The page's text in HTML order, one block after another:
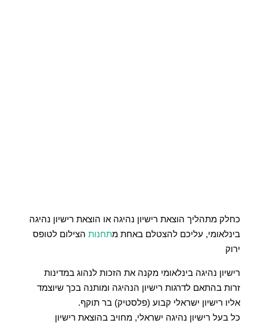
כחלק מתהליך הוצאת רישיון נהיגה או הוצאת רישיון נהיגה
בינלאומי, עליכם להצטלם באחת מתחנות הצילום לטופס
ירוק
רישיון נהיגה בינלאומי מקנה את הזכות לנהוג במדינות
זרות בהתאם לדרגות רישיון הנהיגה ומותנה בכך שיוצמד
אליו רישיון ישראלי קבוע (פלסטיק) בר תוקף.
כל בעל רישיון נהיגה ישראלי, מחויב בהוצאת רישיון